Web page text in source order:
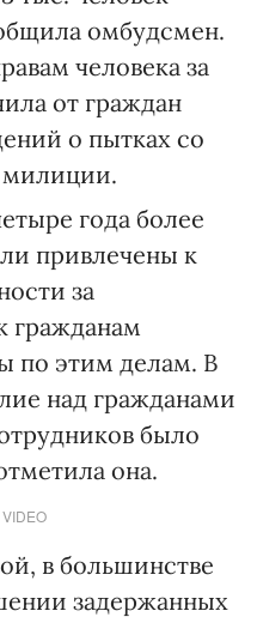
омбудсмен.
человека за
от граждан
о пытках со
милиции.
года более
привлечены к
за
гражданам
по этим делам. В
над гражданами
было
она.
в большинстве
задержанных